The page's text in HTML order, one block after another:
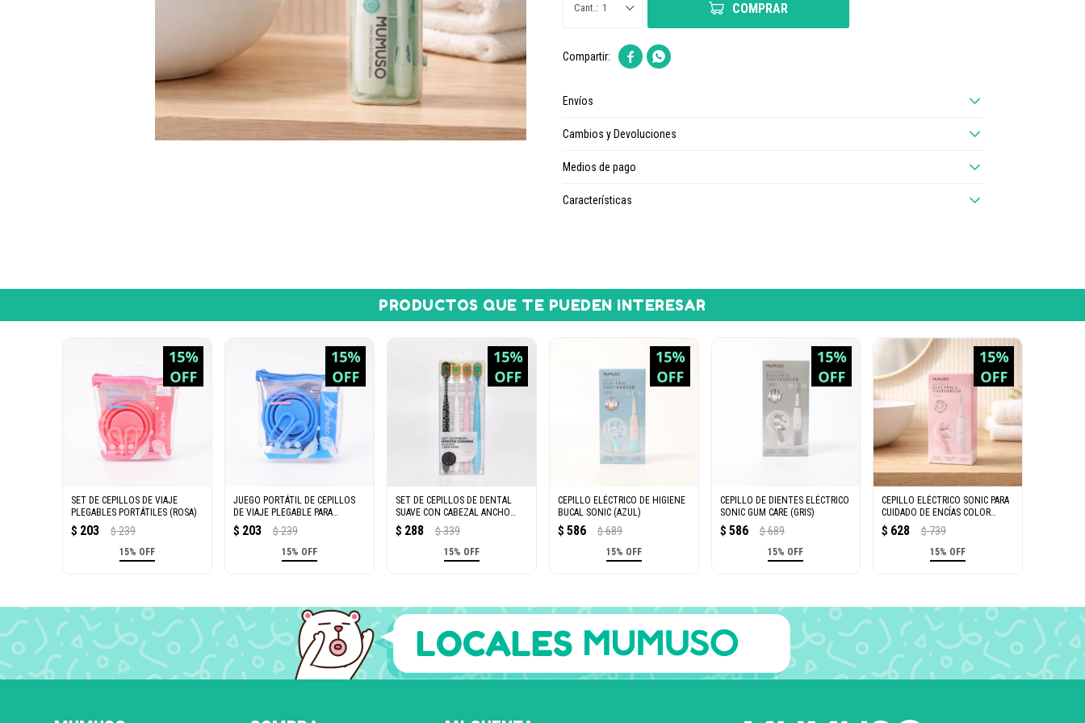
1 COMPRAR
 
Envíos
Cambios y Devoluciones
Medios de pago
Características
PRODUCTOS QUE TE PUEDEN INTERESAR
SET DE CEPILLOS DE VIAJE
PLEGABLES PORTÁTILES (ROSA)
$ 203 $ 239
15% OFF
JUEGO PORTÁTIL DE CEPILLOS
DE VIAJE PLEGABLE PARA
DIENTES (AZUL)
$ 203 $ 239
15% OFF
SET DE CEPILLOS DE DENTAL
SUAVE CON CABEZAL ANCHO
(PACK DE 4)
$ 288 $ 339
15% OFF
CEPILLO ELÉCTRICO DE HIGIENE
BUCAL SONIC (AZUL)
$ 586 $ 689
15% OFF
CEPILLO DE DIENTES ELÉCTRICO
SONIC GUM CARE (GRIS)
$ 586 $ 689
15% OFF
CEPILLO ELÉCTRICO SONIC PARA
CUIDADO DE ENCÍAS COLOR
ROSA
$ 628 $ 739
15% OFF